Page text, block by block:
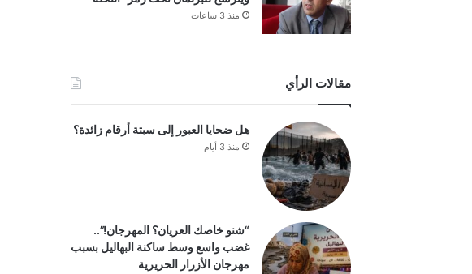
منذ 3 ساعات
مقالات الرأي
هل ضحايا العبور إلى سبتة أرقام زائدة؟
منذ 3 أيام
“شنو خاصك العريان؟ المهرجان!”..
غضب واسع وسط ساكنة البهاليل بسبب
مهرجان الأزرار الحريرية